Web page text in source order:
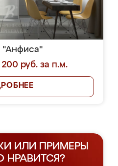
"Анфиса"
руб. за п.м.
ИЛИ ПРИМЕРЫ
НРАВИТСЯ?